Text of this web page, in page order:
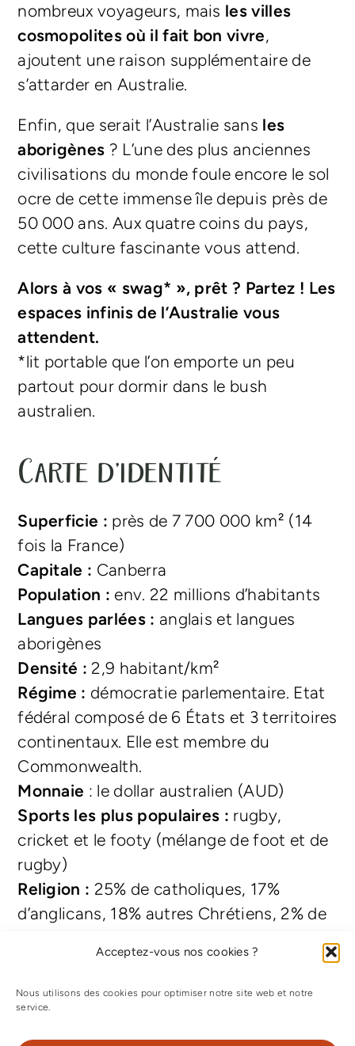
Acceptez-vous nos cookies ?
Nous utilisons des cookies pour optimiser notre site web et notre
service.
nombreux voyageurs, mais les villes
cosmopolites où il fait bon vivre,
ajoutent une raison supplémentaire de
s’attarder en Australie.
Enfin, que serait l’Australie sans les
aborigènes ? L’une des plus anciennes
civilisations du monde foule encore le sol
ocre de cette immense île depuis près de
50 000 ans. Aux quatre coins du pays,
cette culture fascinante vous attend.
Alors à vos « swag* », prêt ? Partez ! Les
espaces infinis de l’Australie vous
attendent.
*lit portable que l’on emporte un peu
partout pour dormir dans le bush
australien.
Carte d’identité
Superficie : près de 7 700 000 km² (14
fois la France)
Capitale : Canberra
Population : env. 22 millions d’habitants
Langues parlées : anglais et langues
aborigènes
Densité : 2,9 habitant/km²
Régime : démocratie parlementaire. Etat
fédéral composé de 6 États et 3 territoires
continentaux. Elle est membre du
Commonwealth.
Monnaie : le dollar australien (AUD)
Sports les plus populaires : rugby,
cricket et le footy (mélange de foot et de
rugby)
Religion : 25% de catholiques, 17%
d’anglicans, 18% autres Chrétiens, 2% de
Population et ethnies :92% d’Européens,
7% d’asiatiques, 1% d’aborigènes
(premiers habitants du pays)
Climat :tropical sur les côtes du nord et